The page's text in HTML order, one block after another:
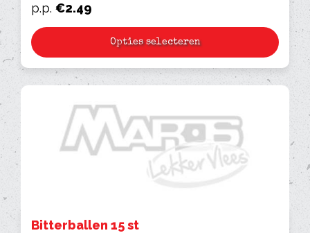
p.p. €2.49
Opties selecteren
Bitterballen 15 st